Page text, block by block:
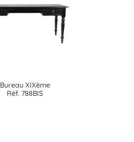
Bureau XIXème
Réf. 788BIS